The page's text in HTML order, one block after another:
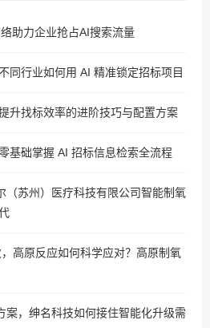
助力企业抢占AI搜索流量
同行业如何用 AI 精准锁定招标项目
升找标效率的进阶技巧与配置方案
基础掌握 AI 招标信息检索全流程
（苏州）医疗科技有限公司智能制氧
高原反应如何科学应对？高原制氧
案，绅名科技如何接住智能化升级需